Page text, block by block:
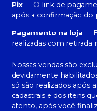
Pix - O link de
após a confirmação do
Pagamento na loja -
realizadas com retirada
Nossas vendas são
devidamente
só são realizados após
cadastrais e dos itens
atento, após você